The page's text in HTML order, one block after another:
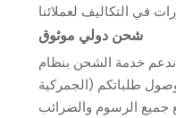
شحن دولي موثوق
ندعم خدمة الشحن بنظام DDP (التسليم مع دفع الرسوم
الجمركية) إلى معظم الدول، مما يضمن وصول طلباتكم
جميع الرسوم والضرائب